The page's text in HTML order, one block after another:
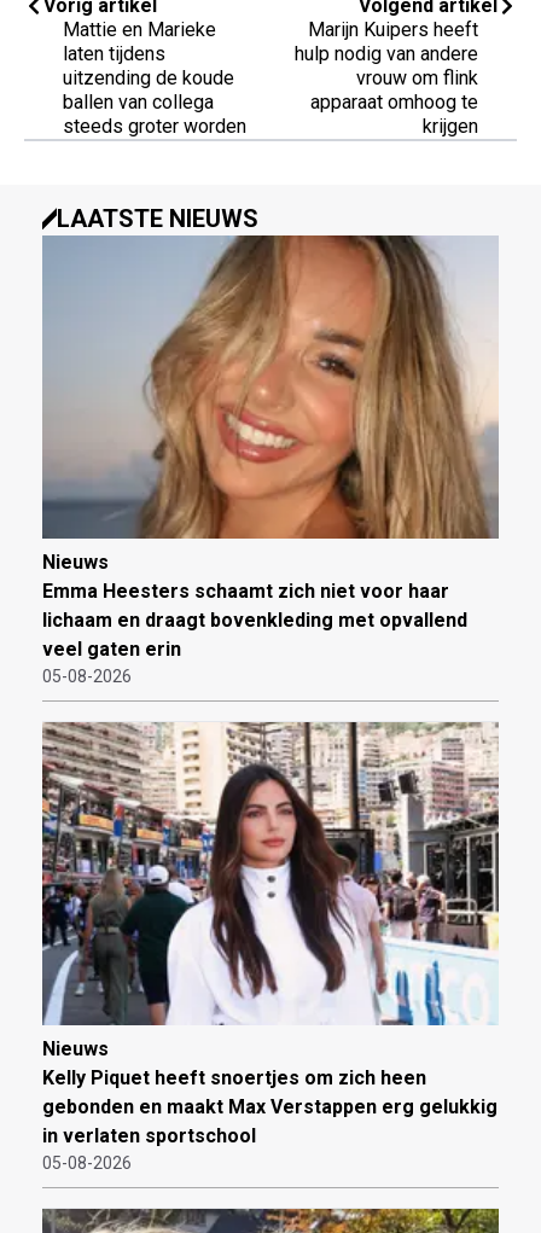
Vorig artikel
Mattie en Marieke
laten tijdens
uitzending de koude
ballen van collega
steeds groter worden
Volgend artikel
Marijn Kuipers heeft
hulp nodig van andere
vrouw om flink
apparaat omhoog te
krijgen
LAATSTE NIEUWS
Nieuws
Emma Heesters schaamt zich niet voor haar
lichaam en draagt bovenkleding met opvallend
veel gaten erin
05-08-2026
Nieuws
Kelly Piquet heeft snoertjes om zich heen
gebonden en maakt Max Verstappen erg gelukkig
in verlaten sportschool
05-08-2026